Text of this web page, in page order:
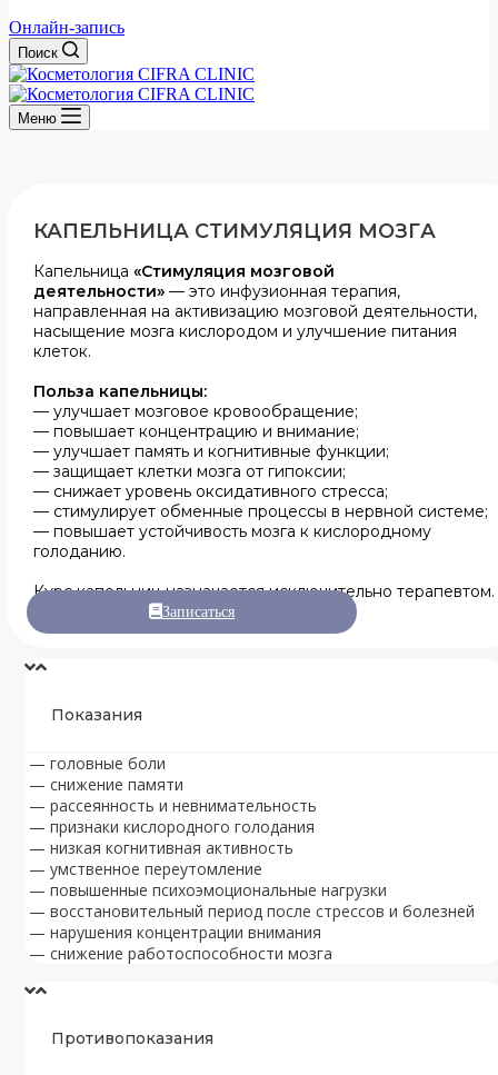
Онлайн-запись
Поиск
Меню
КАПЕЛЬНИЦА СТИМУЛЯЦИЯ МОЗГА
Капельница «Стимуляция мозговой
деятельности» — это инфузионная терапия,
направленная на активизацию мозговой деятельности,
насыщение мозга кислородом и улучшение питания
клеток.
Польза капельницы:
— улучшает мозговое кровообращение;
— повышает концентрацию и внимание;
— улучшает память и когнитивные функции;
— защищает клетки мозга от гипоксии;
— снижает уровень оксидативного стресса;
— стимулирует обменные процессы в нервной системе;
— повышает устойчивость мозга к кислородному
голоданию.
Курс капельниц назначается исключительно терапевтом.
Записаться
Показания
— головные боли
— снижение памяти
— рассеянность и невнимательность
— признаки кислородного голодания
— низкая когнитивная активность
— умственное переутомление
— повышенные психоэмоциональные нагрузки
— восстановительный период после стрессов и болезней
— нарушения концентрации внимания
— снижение работоспособности мозга
Противопоказания